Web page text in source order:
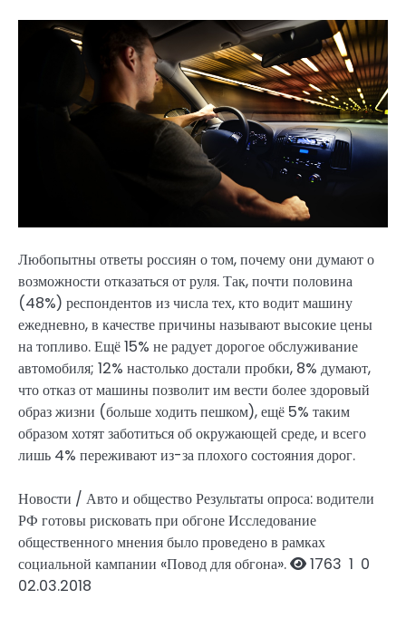
Любопытны ответы россиян о том, почему они думают о
возможности отказаться от руля. Так, почти половина
(48%) респондентов из числа тех, кто водит машину
ежедневно, в качестве причины называют высокие цены
на топливо. Ещё 15% не радует дорогое обслуживание
автомобиля; 12% настолько достали пробки, 8% думают,
что отказ от машины позволит им вести более здоровый
образ жизни (больше ходить пешком), ещё 5% таким
образом хотят заботиться об окружающей среде, и всего
лишь 4% переживают из-за плохого состояния дорог.
Новости / Авто и обществоРезультаты опроса: водители
РФ готовы рисковать при обгонеИсследование
общественного мнения было проведено в рамках
социальной кампании «Повод для обгона».
1763 1 0
02.03.2018